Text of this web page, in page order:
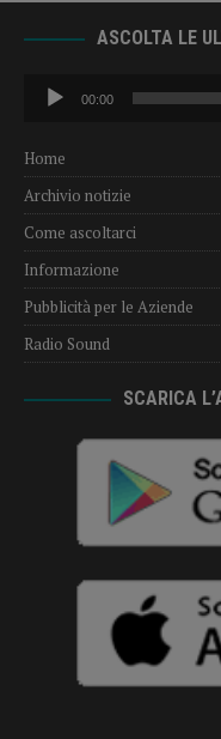
ASCOLTA LE
Audio
Player
00:00
Home
Archivio notizie
Come ascoltarci
Informazione
Pubblicità per le Aziende
Radio Sound
SCARICA